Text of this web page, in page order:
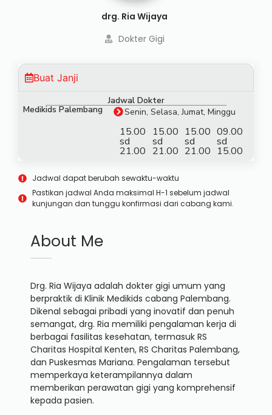
drg. Ria Wijaya
Dokter Gigi
Buat Janji
Jadwal Dokter
Medikids Palembang Senin, Selasa, Jumat, Minggu
15.00
sd
21.00
15.00
sd
21.00
15.00
sd
21.00
09.00
sd
15.00
Jadwal dapat berubah sewaktu-waktu
Pastikan jadwal Anda maksimal H-1 sebelum jadwal
kunjungan dan tunggu konfirmasi dari cabang kami.
About Me
Drg. Ria Wijaya adalah dokter gigi umum yang
berpraktik di Klinik Medikids cabang Palembang.
Dikenal sebagai pribadi yang inovatif dan penuh
semangat, drg. Ria memiliki pengalaman kerja di
berbagai fasilitas kesehatan, termasuk RS
Charitas Hospital Kenten, RS Charitas Palembang,
dan Puskesmas Mariana. Pengalaman tersebut
memperkaya keterampilannya dalam
memberikan perawatan gigi yang komprehensif
kepada pasien.